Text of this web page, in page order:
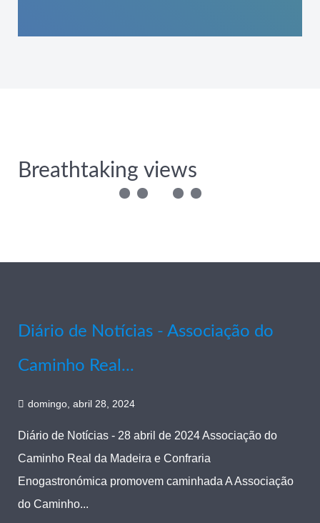
Breathtaking views
Diário de Notícias - Associação do
Caminho Real...
domingo, abril 28, 2024
Diário de Notícias - 28 abril de 2024 Associação do
Caminho Real da Madeira e Confraria
Enogastronómica promovem caminhada A Associação
do Caminho...